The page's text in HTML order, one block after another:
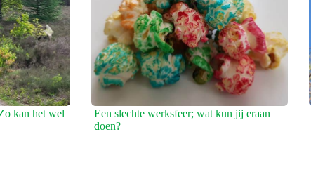
kan het wel
Een slechte werksfeer; wat kun jij eraan
doen?